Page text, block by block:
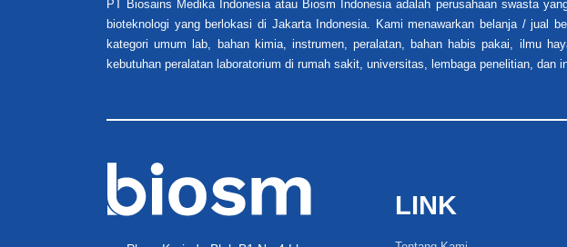
PT Biosains Medika Indonesia atau Biosm Indonesia adalah perusahaan swasta
bioteknologi yang berlokasi di Jakarta Indonesia. Kami menawarkan belanja / jual
kategori umum lab, bahan kimia, instrumen, peralatan, bahan habis pakai, ilmu
kebutuhan peralatan laboratorium di rumah sakit, universitas, lembaga penelitian, dan
LINK